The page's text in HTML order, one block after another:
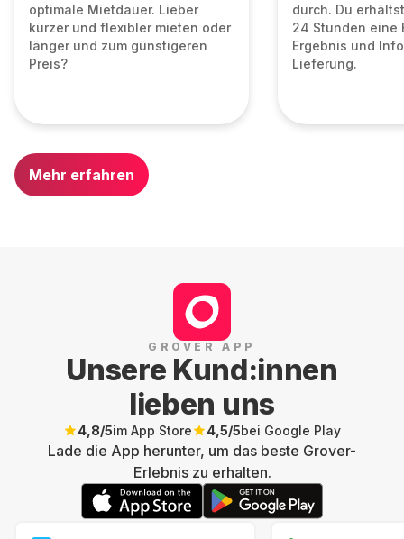
optimale Mietdauer. Lieber
kürzer und flexibler mieten oder
länger und zum günstigeren
Preis?
durch. Du
24 Stunden eine
Ergebnis und
Lieferung.
Mehr erfahren
GROVER APP
Unsere Kund:innen
lieben uns
4,8/5im App Store 4,5/5bei Google Play
Lade die App herunter, um das beste Grover-
Erlebnis zu erhalten.